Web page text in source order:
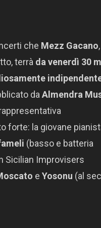
che Mezz Gacano,
terrà da venerdì 30
daAlmendra
forte: la giovane
(basso e batteria
Sicilian Improvisers
e Yosonu (al